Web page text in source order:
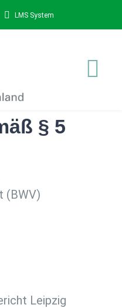
LMS System
§ 5
(BWV)
Leipzig